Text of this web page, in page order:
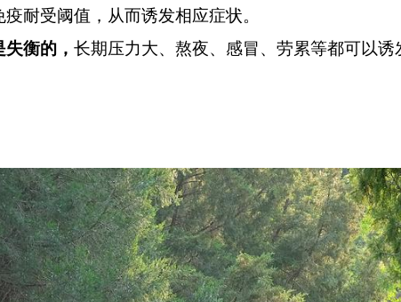
耐受阈值，从而诱发相应症状。
衡的， 长期压力大、熬夜、感冒、劳累等都可以诱